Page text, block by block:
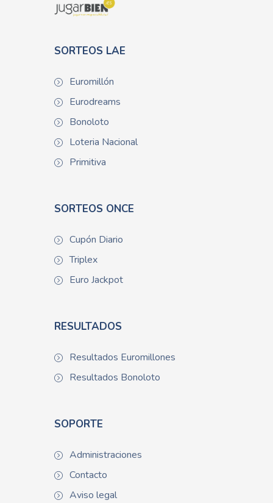
SORTEOS LAE
Euromillón
Eurodreams
Bonoloto
Loteria Nacional
Primitiva
SORTEOS ONCE
Cupón Diario
Triplex
Euro Jackpot
RESULTADOS
Resultados Euromillones
Resultados Bonoloto
SOPORTE
Administraciones
Contacto
Aviso legal